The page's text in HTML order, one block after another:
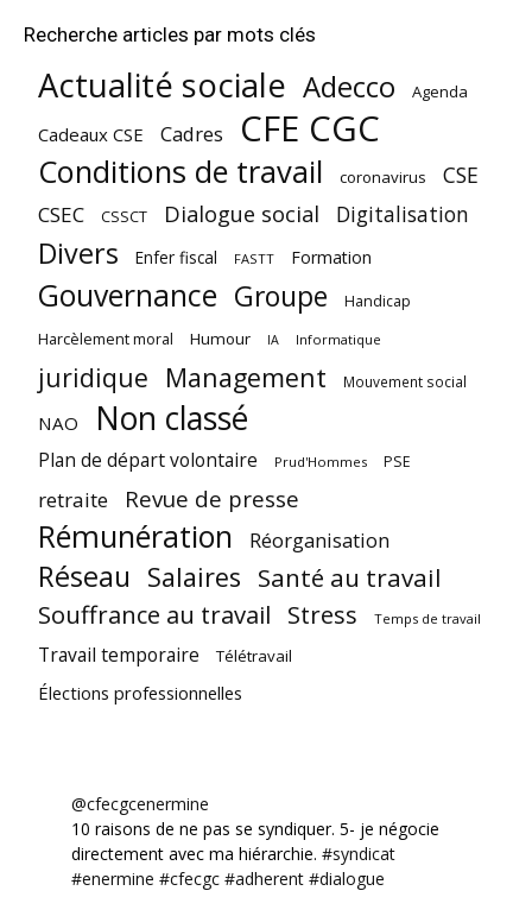
Recherche articles par mots clés
Actualité sociale Adecco Agenda
Cadeaux CSE Cadres CFE CGC
Conditions de travail coronavirus CSE
CSEC CSSCT Dialogue social Digitalisation
Divers Enfer fiscal FASTT Formation
Gouvernance Groupe Handicap
Harcèlement moral Humour IA Informatique
juridique Management Mouvement social
NAO Non classé
Plan de départ volontaire Prud'Hommes PSE
retraite Revue de presse
Rémunération Réorganisation
Réseau Salaires Santé au travail
Souffrance au travail Stress Temps de travail
Travail temporaire Télétravail
Élections professionnelles
@cfecgcenermine
10 raisons de ne pas se syndiquer. 5- je négocie
directement avec ma hiérarchie. #syndicat
#enermine #cfecgc #adherent #dialogue